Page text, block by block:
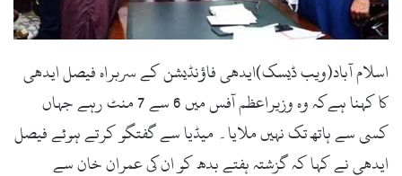
اسلام آباد(ویب ڈیسک)ایدھی فاؤنڈیشن کے سربراہ فیصل ایدھی
کا کہنا ہےکہ وہ وزیراعظم آفس میں 6 سے 7 منٹ رہے جہاں
کسی سے ہاتھ تک نہیں ملایا۔ میڈیا سے گفتگو کرتے ہوئے فیصل
ایدھی نے کہا کہ گزشتہ ہفتے بدھ کو ان کی عمران خان سے